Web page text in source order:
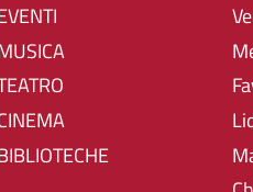
EVENTI
MUSICA
TEATRO
CINEMA
BIBLIOTECHE